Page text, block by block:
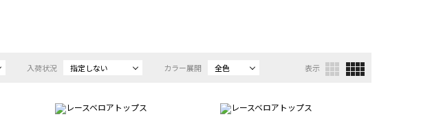
入荷状況 指定しない カラー展開 全色 表示